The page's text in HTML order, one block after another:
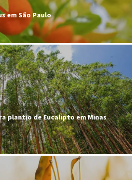
em São Paulo
plantio de Eucalipto em Minas